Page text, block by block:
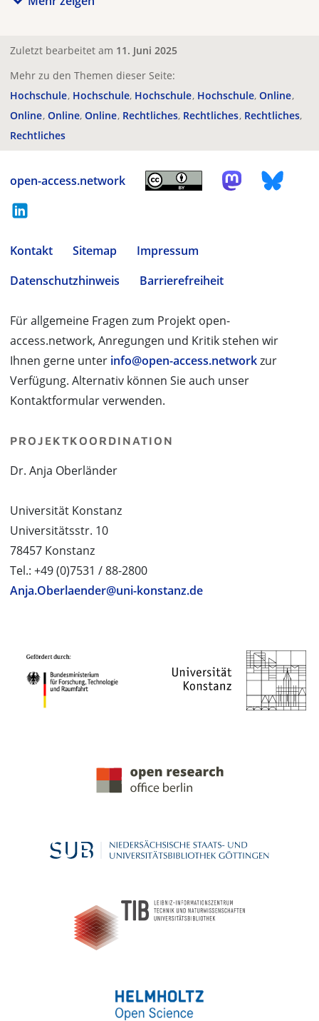
Zuletzt bearbeitet am 11. Juni 2025
Mehr zu den Themen dieser Seite:
Hochschule Hochschule Hochschule Hochschule Online
Online Online Online Rechtliches Rechtliches Rechtliches
Rechtliches
open-access.network
Kontakt Sitemap
Impressum
Datenschutzhinweis
Barrierefreiheit
Für allgemeine Fragen zum Projekt open-
access.network, Anregungen und Kritik stehen wir
Ihnen gerne unter info@open-access.networkzur
Verfügung. Alternativ können Sie auch unser
Kontaktformular verwenden.
PROJEKTKOORDINATION
Dr. Anja Oberländer
Universität Konstanz
Universitätsstr. 10
78457 Konstanz
Tel.: +49 (0)7531 / 88-2800
Anja.Oberlaender@uni-konstanz.de